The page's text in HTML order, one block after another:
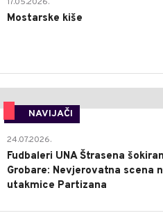
Mostarske kiše
NAVIJAČI
24.07.2026.
Fudbaleri UNA Štrasena
Grobare: Nevjerovatna scena
utakmice Partizana